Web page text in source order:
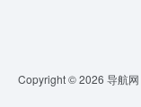
Copyright © 2026 导航网